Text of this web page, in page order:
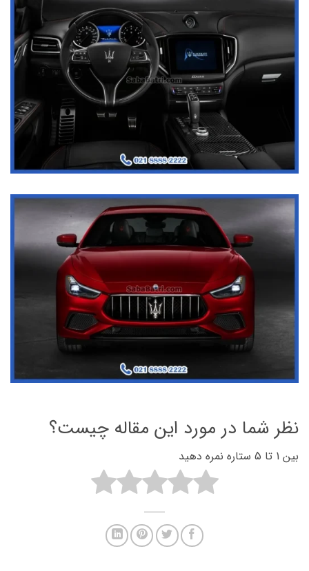
نظر شما در مورد این مقاله چیست؟
بین 1 تا 5 ستاره نمره دهید